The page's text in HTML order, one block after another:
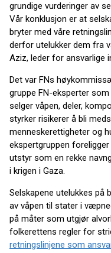
grundige vurderinger av
Vår konklusjon er at
bryter med våre
derfor utelukker dem fra
Aziz, leder for ansvarlige
Det var FNs
gruppe FN-eksperter
selger våpen, deler,
styrker risikerer å bli
menneskerettigheter og
ekspertgruppen
utstyr som en rekke
i krigen i Gaza.
Selskapene utelukkes på
av våpen til stater i
på måter som utgjør
folkerettens regler for
retningslinjene som